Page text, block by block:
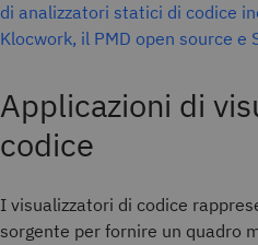
di analizzatori statici di codice
Klocwork, il PMD open source e
Applicazioni di
codice
I visualizzatori di codice
sorgente per fornire un quadro